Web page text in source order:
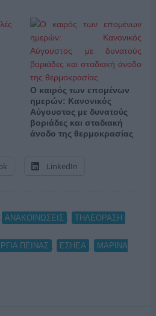
Ο καιρός των επομένων
ημερών: Κανονικός
Αύγουστος με δυνατούς
βοριάδες και σταδιακή
άνοδο της θερμοκρασίας
LinkedIn
ΑΝΑΚΟΙΝΩΣΕΙΣ ΤΗΛΕΟΡΑΣΗ
ΠΕΙΝΑΣ ΕΣΗΕΑ
ΜΑΡΙΝΑ